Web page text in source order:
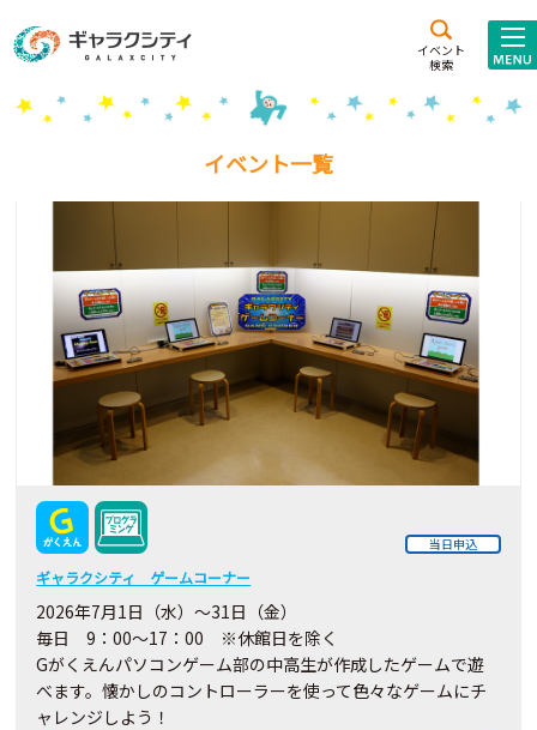
イベント
検索
施設案内
こども
西新井
施設･
こどもみーてぃんぐ
Gがくえん
ブランドからのお知らせ
いっしょに創る
イベントレポート
イベント一覧
当日申込
ギャラクシティ ゲームコーナー
2026年7月1日（水）～31日（金）
毎日 9：00～17：00 ※休館日を除く
Gがくえんパソコンゲーム部の中高生が作成したゲームで遊
べます。懐かしのコントローラーを使って色々なゲームにチ
ャレンジしよう！